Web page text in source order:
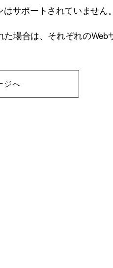
サポートされていません。
場合は、それぞれの
ジへ